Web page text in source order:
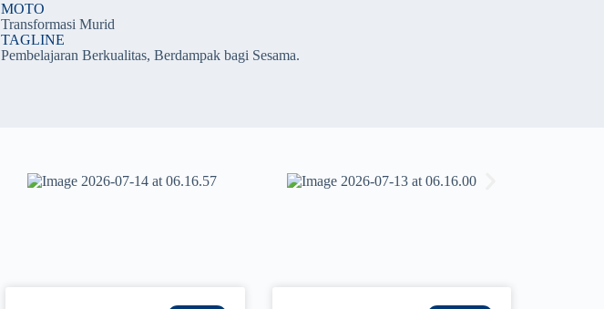
MOTO
Transformasi Murid
TAGLINE
Pembelajaran Berkualitas, Berdampak bagi Sesama.